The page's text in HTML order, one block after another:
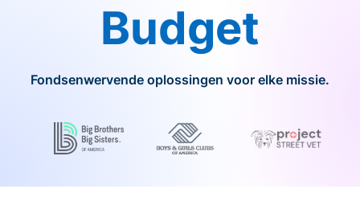
Budget
Fondsenwervende oplossingen voor elke missie.